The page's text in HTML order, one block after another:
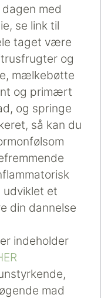
med
se link til
taget være
og
mælkebøtte
og primært
og springe
så kan du
udviklet et
din dannelse
indeholder
mad